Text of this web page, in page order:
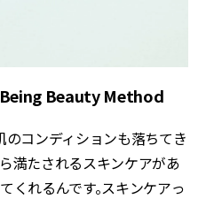
Beauty Method
のコンディションも落ちてき
満たされるスキンケアがあ
くれるんです。スキンケアっ